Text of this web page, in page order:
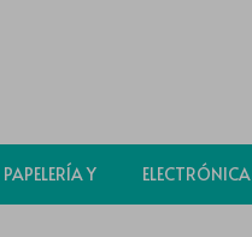
PAPELERÍA Y ELECTRÓNICA